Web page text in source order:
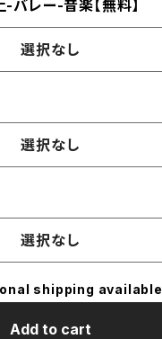
レー-音楽【無料】
選択なし
選択なし
選択なし
shipping available
Add to cart